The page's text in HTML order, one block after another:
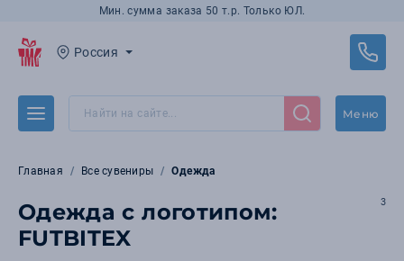
Мин. сумма заказа 50 т.р. Только ЮЛ.
Россия
Меню
Главная Все сувениры Одежда
Одежда с логотипом:
FUTBITEX
3